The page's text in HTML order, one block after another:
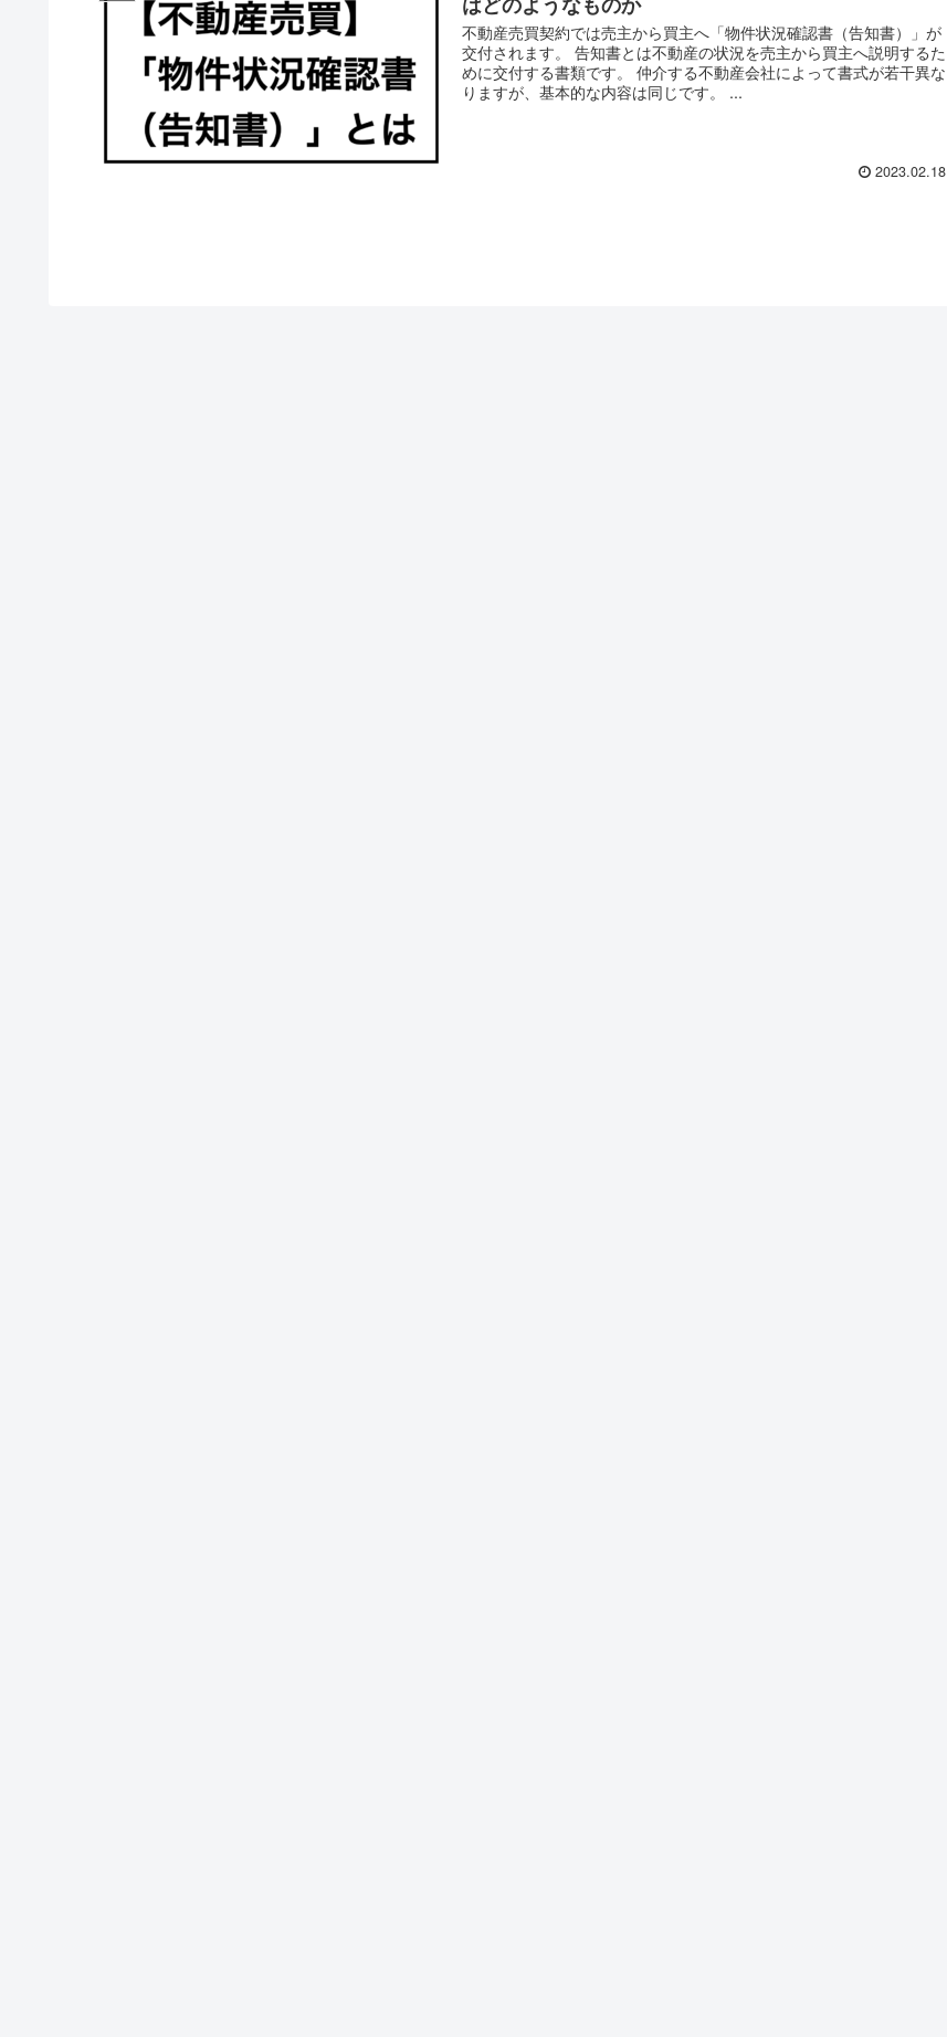
不動産売買契約では売主から買主へ「物件状況確認書（告知書）」が
交付されます。 告知書とは不動産の状況を売主から買主へ説明するた
めに交付する書類です。 仲介する不動産会社によって書式が若干異な
りますが、基本的な内容は同じです。 ...
2023.02.18